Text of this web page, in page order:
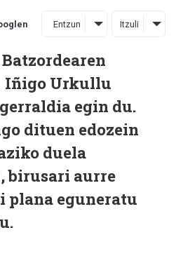
Entzun Itzuli
Iñigo Urkullu
egin du.
dituen edozein
duela
birusari aurre
plana eguneratu